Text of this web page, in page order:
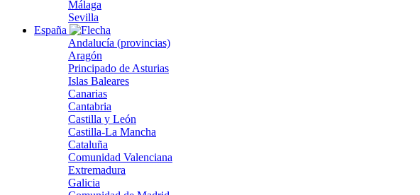
Málaga
Sevilla
España
Andalucía (provincias)
Aragón
Principado de Asturias
Islas Baleares
Canarias
Cantabria
Castilla y León
Castilla-La Mancha
Cataluña
Comunidad Valenciana
Extremadura
Galicia